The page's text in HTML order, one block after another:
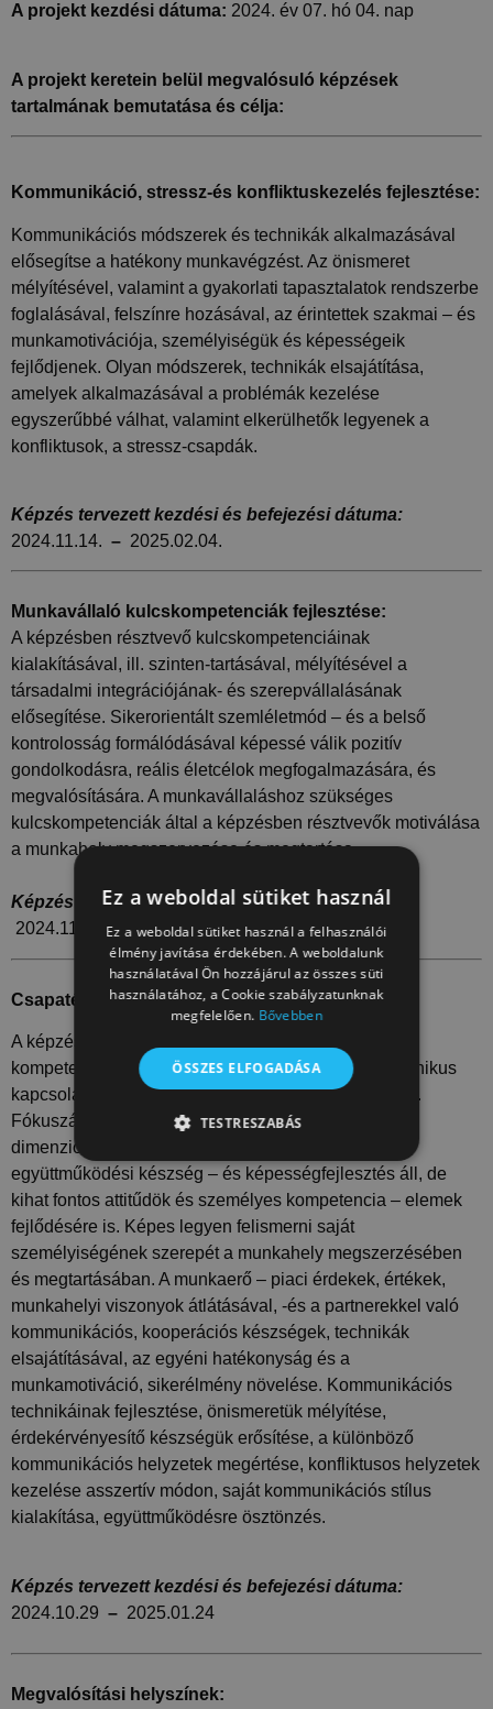
A projekt kezdési dátuma: 2024. év 07. hó 04. nap
A projekt keretein belül megvalósuló képzések
tartalmának bemutatása és célja:
Kommunikáció, stressz-és konfliktuskezelés fejlesztése:
Kommunikációs módszerek és technikák alkalmazásával
elősegítse a hatékony munkavégzést. Az önismeret
mélyítésével, valamint a gyakorlati tapasztalatok rendszerbe
foglalásával, felszínre hozásával, az érintettek szakmai – és
munkamotivációja, személyiségük és képességeik
fejlődjenek. Olyan módszerek, technikák elsajátítása,
amelyek alkalmazásával a problémák kezelése
egyszerűbbé válhat, valamint elkerülhetők legyenek a
konfliktusok, a stressz-csapdák.
Képzés tervezett kezdési és befejezési dátuma:
2024.11.14. – 2025.02.04.
Munkavállaló kulcskompetenciák fejlesztése:
A képzésben résztvevő kulcskompetenciáinak
kialakításával, ill. szinten-tartásával, mélyítésével a
társadalmi integrációjának- és szerepvállalásának
elősegítése. Sikerorientált szemléletmód – és a belső
kontrolosság formálódásával képessé válik pozitív
gondolkodásra, reális életcélok megfogalmazására, és
megvalósítására. A munkavállaláshoz szükséges
kulcskompetenciák által a képzésben résztvevők motiválása
a munkahely megszervezése és megtartása.
Képzés tervezett kezdési és befejezési dátuma:
2024.11.14.–2024.02.18.
Csapatépítés és hatékony kommunikáció:
A képzésben résztvevő számára a szociális
kompetenciának a szűkebb környezettel való harmonikus
kapcsolat kialakítására való képesség megerősítése.
Fókuszában készség-és képességformálás, a társas
dimenzió fejlesztése, ezen belül is elsősorban az
együttműködési készség – és képességfejlesztés áll, de
kihat fontos attitűdök és személyes kompetencia – elemek
fejlődésére is. Képes legyen felismerni saját
személyiségének szerepét a munkahely megszerzésében
és megtartásában. A munkaerő – piaci érdekek, értékek,
munkahelyi viszonyok átlátásával, -és a partnerekkel való
kommunikációs, kooperációs készségek, technikák
elsajátításával, az egyéni hatékonyság és a
munkamotiváció, sikerélmény növelése. Kommunikációs
technikáinak fejlesztése, önismeretük mélyítése,
érdekérvényesítő készségük erősítése, a különböző
kommunikációs helyzetek megértése, konfliktusos helyzetek
kezelése asszertív módon, saját kommunikációs stílus
kialakítása, együttműködésre ösztönzés.
Képzés tervezett kezdési és befejezési dátuma:
2024.10.29 – 2025.01.24
Megvalósítási helyszínek:
Ez a weboldal sütiket használ
Ez a weboldal sütiket használ a felhasználói
élmény javítása érdekében. A weboldalunk
használatával Ön hozzájárul az összes süti
használatához, a Cookie szabályzatunknak
megfelelően. Bővebben
ÖSSZES ELFOGADÁSA
TESTRESZABÁS
TELJESÍTMÉNY CÉLZÁS
BESOROLATLAN
Teljesítmény Célzás Besorolatlan
A teljesítmény-sütiket, pl. analitikai sütiket
annak nyomon követésére használják, hogy
hogyan használják a látogatók a weboldalt. Ezek
a sütik nem használhatók egy adott látogató
közvetlen azonosítására.
Név
Szolgáltató
/ Domain
Lejárat Leírás
_ga_FFYD344T4T .delego.hu
hónap
megőrzésére.
_ga